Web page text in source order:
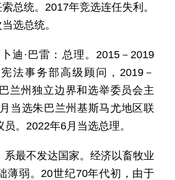
总统。2017年竞选连任失利。
选总统。
迪·巴雷：总理。2015－2019
法事务部高级顾问，2019－
兰州独立边界和选举委员会主
当选朱巴兰州基斯马尤地区联
。2022年6月当选总理。
系最不发达国家。经济以畜牧业
薄弱。20世纪70年代初，由于